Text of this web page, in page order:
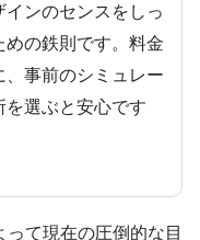
ンのセンスをしっ
の鉄則です。料金
事前のシミュレー
を選ぶと安心です
て現在の圧倒的な目